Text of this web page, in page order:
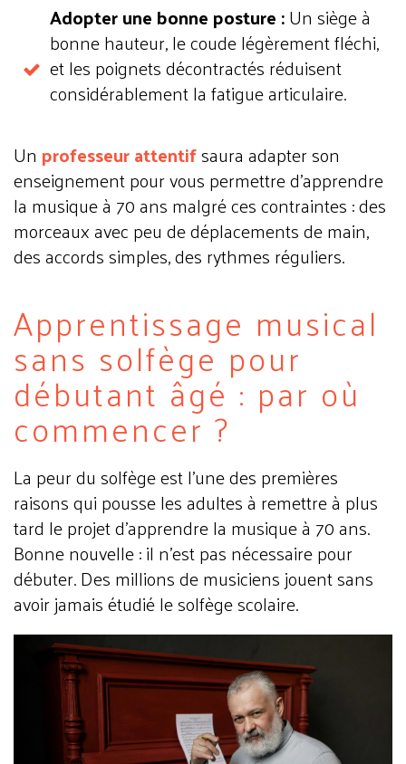
Adopter une bonne posture :Un siège à
bonne hauteur, le coude légèrement fléchi,
et les poignets décontractés réduisent
considérablement la fatigue articulaire.
Un professeur attentifsaura adapter son
enseignement pour vous permettre d'apprendre
la musique à 70 ans malgré ces contraintes : des
morceaux avec peu de déplacements de main,
des accords simples, des rythmes réguliers.
Apprentissage musical
sans solfège pour
débutant âgé : par où
commencer ?
La peur du solfège est l'une des premières
raisons qui pousse les adultes à remettre à plus
tard le projet d'apprendre la musique à 70 ans.
Bonne nouvelle : il n'est pas nécessaire pour
débuter. Des millions de musiciens jouent sans
avoir jamais étudié le solfège scolaire.